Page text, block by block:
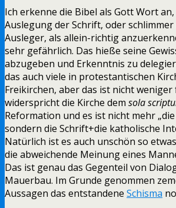
Ich erkenne die Bibel als Gott Wort
Auslegung der Schrift, oder
Ausleger, als allein-richtig
sehr gefährlich. Das hieße seine
abzugeben und Erkenntnis zu
das auch viele in protestantischen
Freikirchen, aber das ist nicht weniger
widerspricht die Kirche dem sola
Reformation und es ist nicht mehr
sondern die Schrift+die katholische
Natürlich ist es auch unschön so
die abweichende Meinung eines
Das ist genau das Gegenteil von
Mauerbau. Im Grunde genommen
Aussagen das entstandene Schisma